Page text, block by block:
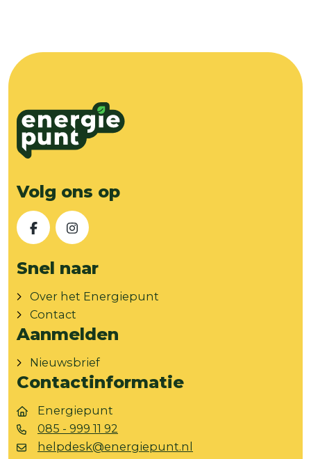
Volg ons op
FacebookInstagram
Snel naar
Over het Energiepunt
Contact
Aanmelden
Nieuwsbrief
Contactinformatie
Energiepunt
085 - 999 11 92
helpdesk@energiepunt.nl